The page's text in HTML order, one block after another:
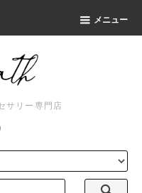
メニュー
サリー専門店